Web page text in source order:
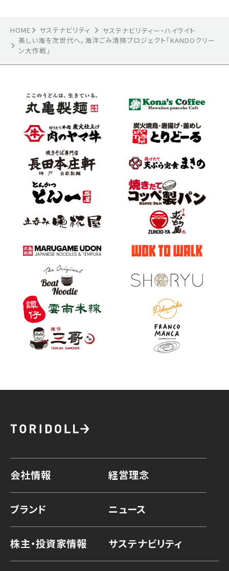
HOME サステナビリティ
サステナビリティー・ハイライト
美しい海を次世代へ。海洋ごみ清掃プロジェクト「KANDOクリー
ン大作戦」
会社情報 経営理念
ブランド ニュース
株主・投資家情報 サステナビリティ